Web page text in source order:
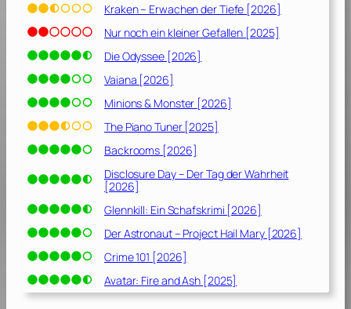
Kraken – Erwachen der Tiefe [2026]
Nur noch ein kleiner Gefallen [2025]
Die Odyssee [2026]
Vaiana [2026]
Minions & Monster [2026]
The Piano Tuner [2025]
Backrooms [2026]
Disclosure Day – Der Tag der Wahrheit
[2026]
Glennkill: Ein Schafskrimi [2026]
Der Astronaut – Project Hail Mary [2026]
Crime 101 [2026]
Avatar: Fire and Ash [2025]